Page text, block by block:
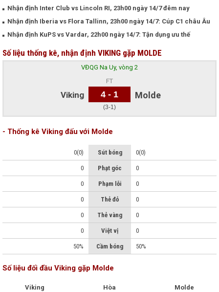
Nhận định Inter Club vs Lincoln RI, 23h00 ngày 14/7 đêm nay
Nhận định Iberia vs Flora Tallinn, 23h00 ngày 14/7: Cúp C1 châu Âu
Nhận định KuPS vs Vardar, 22h00 ngày 14/7: Tận dụng ưu thế
Số liệu thống kê, nhận định VIKING gặp MOLDE
VĐQG Na Uy, vòng 2
Viking
FT
4 - 1
(3-1)
Molde
- Thống kê Viking đấu với Molde
0(0) Sút bóng 0(0)
0 Phạt góc 0
0 Phạm lỗi 0
0 Thẻ đỏ 0
0 Thẻ vàng 0
0 Việt vị 0
50% Cầm bóng 50%
Số liệu đối đầu Viking gặp Molde
Viking
Hòa
Molde